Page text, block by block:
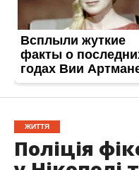
ЖИТТЯ
Поліція